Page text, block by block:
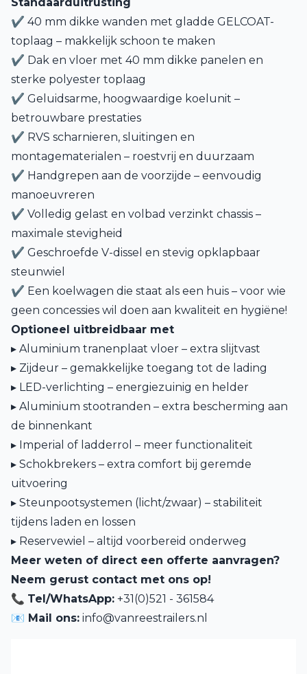
✔ 40 mm dikke wanden met gladde GELCOAT-
toplaag – makkelijk schoon te maken
✔ Dak en vloer met 40 mm dikke panelen en
sterke polyester toplaag
✔ Geluidsarme, hoogwaardige koelunit –
betrouwbare prestaties
✔ RVS scharnieren, sluitingen en
montagematerialen – roestvrij en duurzaam
✔ Handgrepen aan de voorzijde – eenvoudig
manoeuvreren
✔ Volledig gelast en volbad verzinkt chassis –
maximale stevigheid
✔ Geschroefde V-dissel en stevig opklapbaar
steunwiel
✔ Een koelwagen die staat als een huis – voor wie
geen concessies wil doen aan kwaliteit en hygiëne!
Optioneel uitbreidbaar met
▸ Aluminium tranenplaat vloer – extra slijtvast
▸ Zijdeur – gemakkelijke toegang tot de lading
▸ LED-verlichting – energiezuinig en helder
▸ Aluminium stootranden – extra bescherming aan
de binnenkant
▸ Imperial of ladderrol – meer functionaliteit
▸ Schokbrekers – extra comfort bij geremde
uitvoering
▸ Steunpootsystemen (licht/zwaar) – stabiliteit
tijdens laden en lossen
▸ Reservewiel – altijd voorbereid onderweg
Meer weten of direct een offerte aanvragen?
Neem gerust contact met ons op!
📞 Tel/WhatsApp: +31(0)521 - 361584
📧 Mail ons: info@vanreestrailers.nl